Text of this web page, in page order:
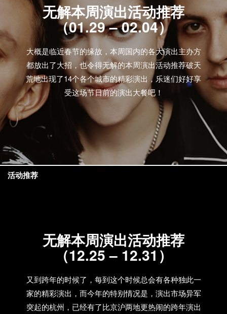
无解本周演出活动推荐
（01.29 – 02.04）
大概是临近春节的缘故，本周国内的各大演出主办方
都放出了大招，也令得无解的本周演出活动推荐破天
荒地出现了14个各个城市的精彩演出，乐迷们好好享
受这场节日前的演出大餐吧！
无解本周演出活动推荐
（12.25 – 12.31）
又到跨年的时候了，每到这个时候总会有各种独此一
家的精彩演出，而今年的特别情况是，演出市场异军
突起的杭州，已经有了比京沪两地更热闹的跨年演出
活动推荐